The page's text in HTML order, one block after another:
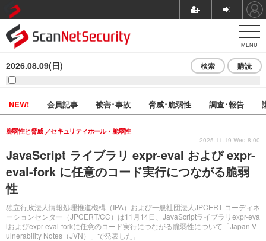
MENU
2026.08.09(日) 検索 購読
NEW! 会員記事 被害･事故 脅威･脆弱性 調査･報告
JavaScript ライブラリ expr-eval および expr-
eval-fork に任意のコード実行につながる脆弱
性
独立行政法人情報処理推進機構（IPA）および一般社団法人JPCERT コーディネ
ーションセンター（JPCERT/CC）は11月14日、JavaScriptライブラリexpr-eva
lおよびexpr-eval-forkに任意のコード実行につながる脆弱性について「Japan V
ulnerability Notes（JVN）」で発表した。
脆弱性と脅威 セキュリティホール・脆弱性
2025.11.19 Wed 8:00